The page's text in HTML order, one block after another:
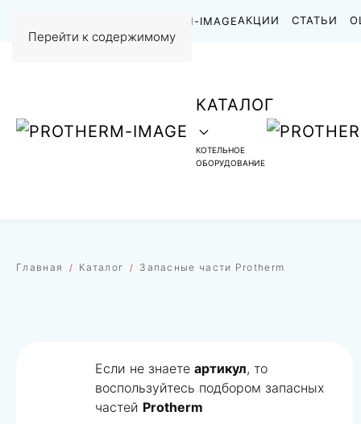
Перейти к содержимому
АКЦИИ СТАТЬИ
КАТАЛОГ
КОТЕЛЬНОЕ
ОБОРУДОВАНИЕ
Главная Каталог Запасные части Protherm
Если не знаетеартикул, то
воспользуйтесь подбором запасных
частей Protherm